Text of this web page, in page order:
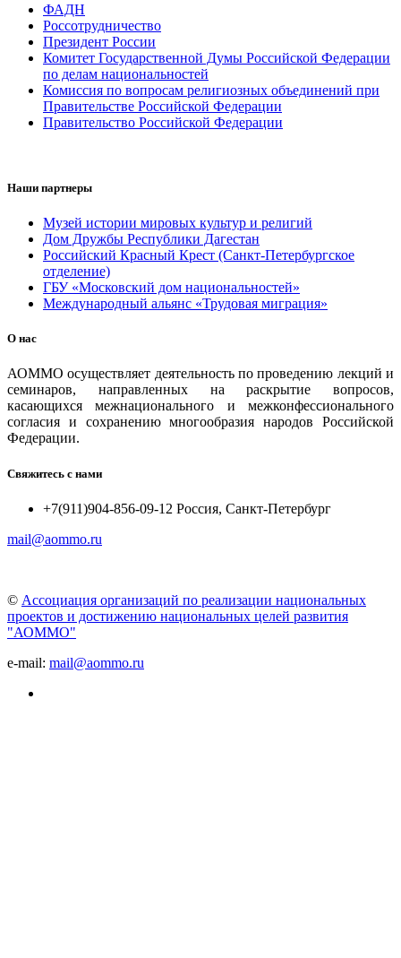
ФАДН
Россотрудничество
Президент России
Комитет Государственной Думы Российской Федерации
по делам национальностей
Комиссия по вопросам религиозных объединений при
Правительстве Российской Федерации
Правительство Российской Федерации
Наши партнеры
Музей истории мировых культур и религий
Дом Дружбы Республики Дагестан
Российский Красный Крест (Санкт-Петербургское
отделение)
ГБУ «Московский дом национальностей»
Международный альянс «Трудовая миграция»
О нас
АОММО осуществляет деятельность по проведению лекций и
семинаров, направленных на раскрытие вопросов,
касающихся межнационального и межконфессионального
согласия и сохранению многообразия народов Российской
Федерации.
Свяжитесь с нами
+7(911)904-856-09-12 Россия, Санкт-Петербург
mail@aommo.ru
© Ассоциация организаций по реализации национальных
проектов и достижению национальных целей развития
"АОММО"
e-mail: mail@aommo.ru